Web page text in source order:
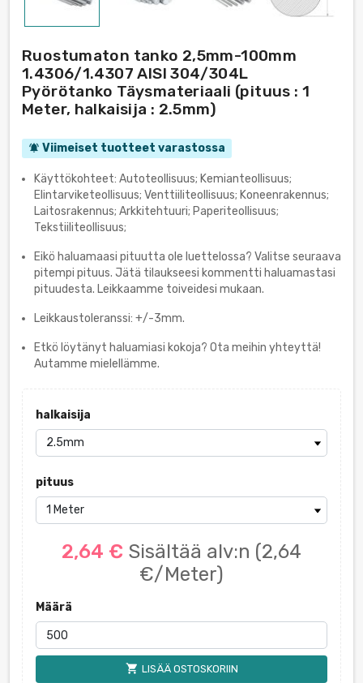
Ruostumaton tanko 2,5mm-100mm
1.4306/1.4307 AISI 304/304L
Pyörötanko Täysmateriaali (pituus : 1
Meter, halkaisija : 2.5mm)
notifications_active Viimeiset tuotteet varastossa
Käyttökohteet: Autoteollisuus; Kemianteollisuus;
Elintarviketeollisuus; Venttiiliteollisuus; Koneenrakennus;
Laitosrakennus; Arkkitehtuuri; Paperiteollisuus;
Tekstiiliteollisuus;
Eikö haluamaasi pituutta ole luettelossa? Valitse seuraava
pitempi pituus. Jätä tilaukseesi kommentti haluamastasi
pituudesta. Leikkaamme toiveidesi mukaan.
Leikkaustoleranssi: +/-3mm.
Etkö löytänyt haluamiasi kokoja? Ota meihin yhteyttä!
Autamme mielellämme.
halkaisija
pituus
2,64 € Sisältää alv:n (2,64
€/Meter)
Määrä
shopping_cart LISÄÄ OSTOSKORIIN